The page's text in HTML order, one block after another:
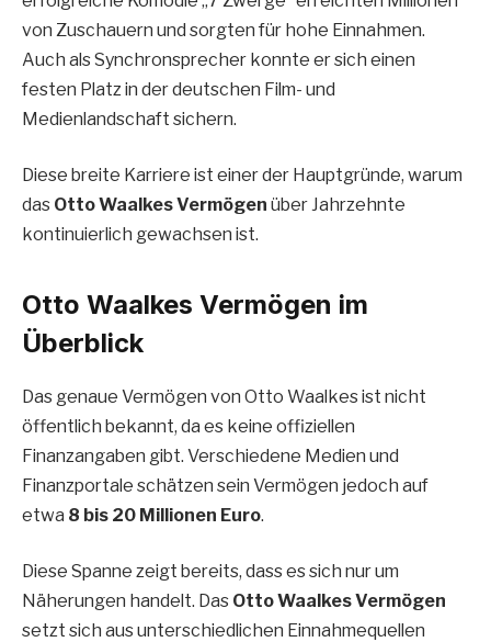
von Zuschauern und sorgten für hohe Einnahmen.
Auch als Synchronsprecher konnte er sich einen
festen Platz in der deutschen Film- und
Medienlandschaft sichern.
Diese breite Karriere ist einer der Hauptgründe, warum
das Otto Waalkes Vermögen über Jahrzehnte
kontinuierlich gewachsen ist.
Otto Waalkes Vermögen im
Überblick
Das genaue Vermögen von Otto Waalkes ist nicht
öffentlich bekannt, da es keine offiziellen
Finanzangaben gibt. Verschiedene Medien und
Finanzportale schätzen sein Vermögen jedoch auf
etwa 8 bis 20 Millionen Euro.
Diese Spanne zeigt bereits, dass es sich nur um
Näherungen handelt. Das Otto Waalkes Vermögen
setzt sich aus unterschiedlichen Einnahmequellen